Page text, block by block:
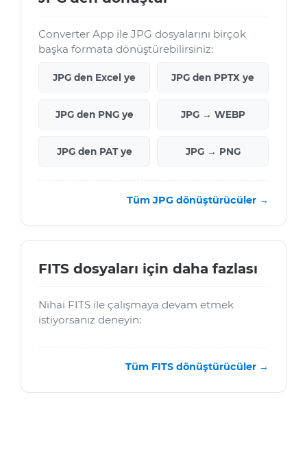
Converter App ile JPG dosyalarını birçok
başka formata dönüştürebilirsiniz:
JPG den Excel ye JPG den PPTX ye
JPG den PNG ye JPG → WEBP
JPG den PAT ye JPG → PNG
Tüm JPG dönüştürücüler →
FITS dosyaları için daha fazlası
Nihai FITS ile çalışmaya devam etmek
istiyorsanız deneyin:
Tüm FITS dönüştürücüler →